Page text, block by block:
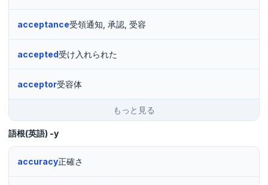
acceptance受領通知, 承認, 受容
accepted受け入れられた
acceptor受容体
もっと見る
語根(英語) -y
accuracy正確さ